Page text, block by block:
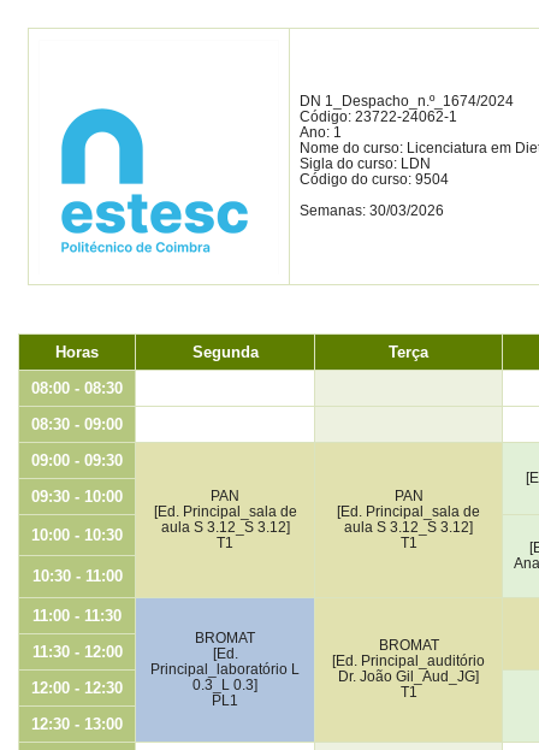
DN 1_Despacho_n.º_1674/2024
Código: 23722-24062-1
Ano: 1
Nome do curso: Licenciatura em
Sigla do curso: LDN
Código do curso: 9504
Semanas: 30/03/2026
Horas Segunda
Terça
08:00 - 08:30
08:30 - 09:00
09:00 - 09:30
PAN
[Ed. Principal_sala de
aula S 3.12_S 3.12]
T1
PAN
[Ed. Principal_sala de
aula S 3.12_S 3.12]
T1
09:30 - 10:00
10:00 - 10:30
10:30 - 11:00
11:00 - 11:30
BROMAT
[Ed.
Principal_laboratório L
0.3_L 0.3]
PL1
BROMAT
[Ed. Principal_auditório
Dr. João Gil_Aud_JG]
T1
11:30 - 12:00
12:00 - 12:30
12:30 - 13:00